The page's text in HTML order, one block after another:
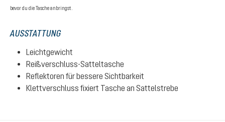
bevor du die Tasche anbringst.
AUSSTATTUNG
Leichtgewicht
Reißverschluss-Satteltasche
Reflektoren für bessere Sichtbarkeit
Klettverschluss fixiert Tasche an Sattelstrebe